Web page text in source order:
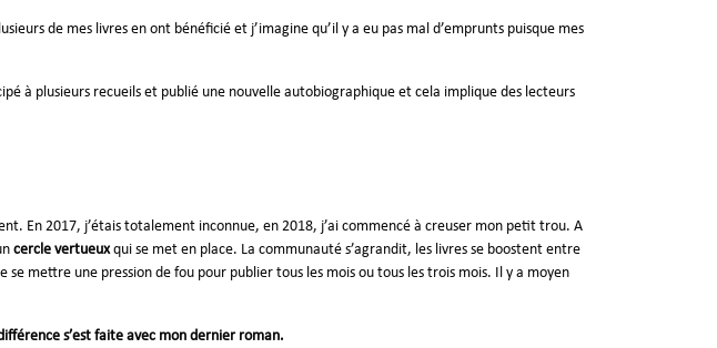
de mes livres en ont bénéficié et j’imagine qu’il y a eu pas mal d’emprunts puisque mes
à plusieurs recueils et publié une nouvelle autobiographique et cela implique des lecteurs
En 2017, j’étais totalement inconnue, en 2018, j’ai commencé à creuser mon petit trou. A
cercle vertueuxqui se met en place. La communauté s’agrandit, les livres se boostent entre
mettre une pression de fou pour publier tous les mois ou tous les trois mois. Il y a moyen
s’est faite avec mon dernier roman.